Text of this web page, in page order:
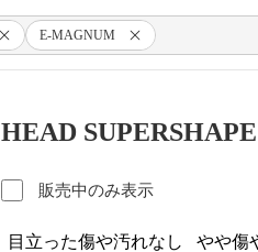
E-MAGNUM
HEAD
販売中のみ表示
目立った傷や汚れなし やや傷